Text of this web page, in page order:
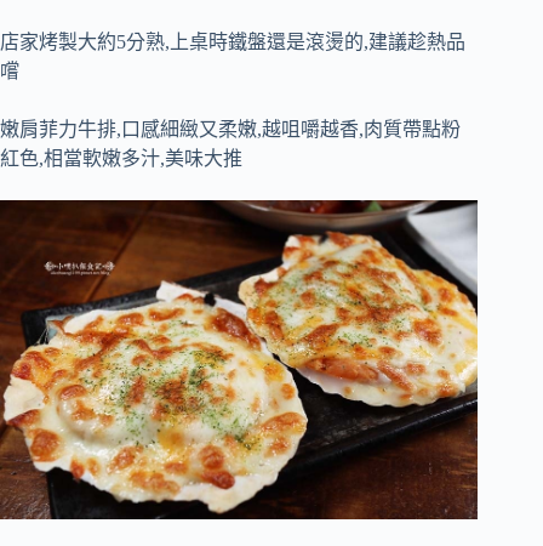
店家烤製大約5分熟,上桌時鐵盤還是滾燙的,建議趁熱品
嚐
嫩肩菲力牛排,口感細緻又柔嫩,越咀嚼越香,肉質帶點粉
紅色,相當軟嫩多汁,美味大推